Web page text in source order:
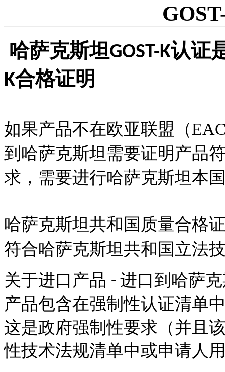
哈萨克斯坦GOST-K认证
K合格证明
如果产品不在欧亚联盟（
到哈萨克斯坦需要证明产品
求，需要进行哈萨克斯坦本
哈萨克斯坦共和国质量合格
符合哈萨克斯坦共和国立法
关于进口产品 - 进口到哈萨
产品包含在强制性认证清单
这是政府强制性要求（并且
性技术法规清单中或申请人